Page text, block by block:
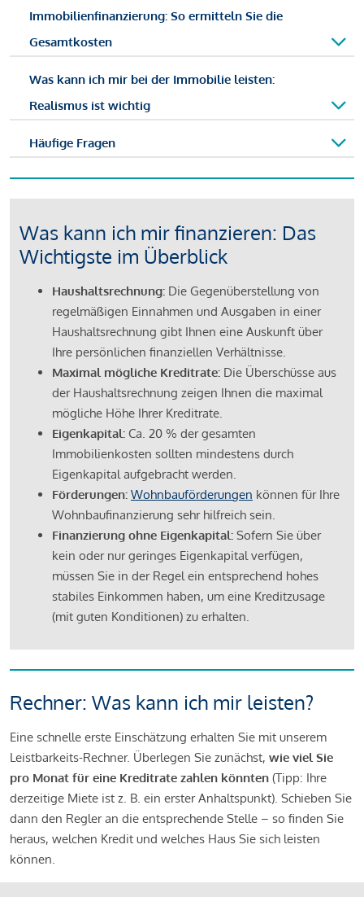
Immobilienfinanzierung: So ermitteln Sie die
Gesamtkosten
Was kann ich mir bei der Immobilie leisten:
Realismus ist wichtig
Häufige Fragen
Was kann ich mir finanzieren: Das
Wichtigste im Überblick
Haushaltsrechnung: Die Gegenüberstellung von
regelmäßigen Einnahmen und Ausgaben in einer
Haushaltsrechnung gibt Ihnen eine Auskunft über
Ihre persönlichen finanziellen Verhältnisse.
Maximal mögliche Kreditrate: Die Überschüsse aus
der Haushaltsrechnung zeigen Ihnen die maximal
mögliche Höhe Ihrer Kreditrate.
Eigenkapital: Ca. 20 % der gesamten
Immobilienkosten sollten mindestens durch
Eigenkapital aufgebracht werden.
Förderungen: Wohnbauförderungen können für Ihre
Wohnbaufinanzierung sehr hilfreich sein.
Finanzierung ohne Eigenkapital: Sofern Sie über
kein oder nur geringes Eigenkapital verfügen,
müssen Sie in der Regel ein entsprechend hohes
stabiles Einkommen haben, um eine Kreditzusage
(mit guten Konditionen) zu erhalten.
Rechner: Was kann ich mir leisten?
Eine schnelle erste Einschätzung erhalten Sie mit unserem
Leistbarkeits-Rechner. Überlegen Sie zunächst, wie viel Sie
pro Monat für eine Kreditrate zahlen könnten (Tipp: Ihre
derzeitige Miete ist z. B. ein erster Anhaltspunkt). Schieben Sie
dann den Regler an die entsprechende Stelle – so finden Sie
heraus, welchen Kredit und welches Haus Sie sich leisten
können.